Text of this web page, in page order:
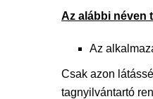
Az alábbi néven
Az
Csak azon
tagnyilvántartó